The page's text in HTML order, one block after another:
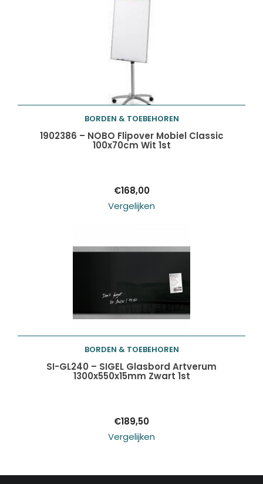
Toevoegen aan
BORDEN & TOEBEHOREN
1902386 – NOBO Flipover Mobiel Classic
100x70cm Wit 1st
€168,00
Vergelijken
Toevoegen aan
BORDEN & TOEBEHOREN
SI-GL240 – SIGEL Glasbord Artverum
1300x550x15mm Zwart 1st
€189,50
Vergelijken